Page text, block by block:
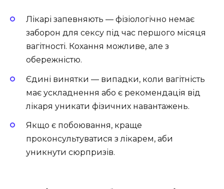
Лікарі запевняють — фізіологічно немає
заборон для сексу під час першого місяця
вагітності. Кохання можливе, але з
обережністю.
Єдині винятки — випадки, коли вагітність
має ускладнення або є рекомендація від
лікаря уникати фізичних навантажень.
Якщо є побоювання, краще
проконсультуватися з лікарем, аби
уникнути сюрпризів.